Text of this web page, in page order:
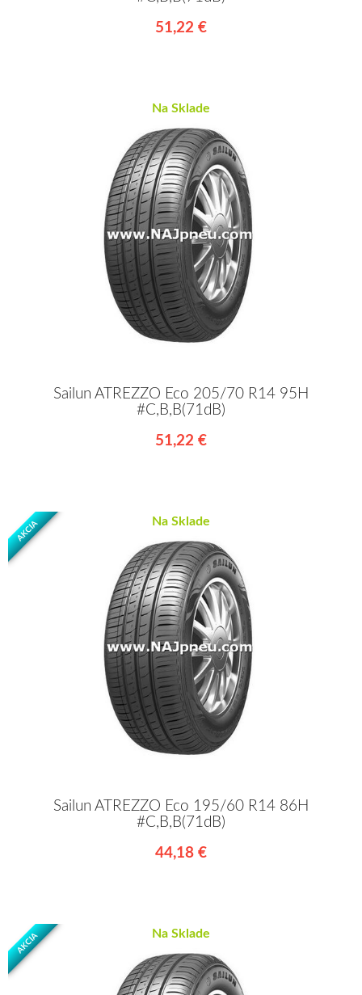
51,22 €
Na Sklade
Sailun ATREZZO Eco 205/70 R14 95H
#C,B,B(71dB)
51,22 €
AKCIA Na Sklade
Sailun ATREZZO Eco 195/60 R14 86H
#C,B,B(71dB)
44,18 €
AKCIA Na Sklade